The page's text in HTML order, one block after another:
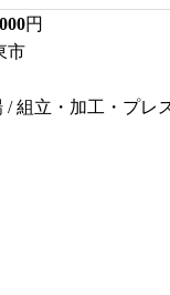
円
市
/ 組立・加工・プレ